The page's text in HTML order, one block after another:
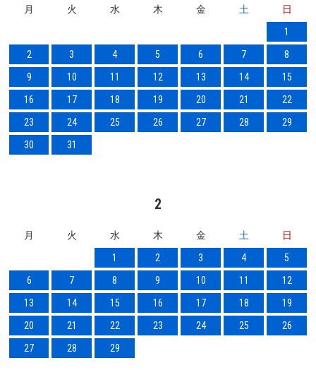
月 火 水 木 金 土
日
1
2
3 4 5 6 7
8
9
10 11 12 13 14
15
16
17 18 19 20 21
22
23
24 25 26 27 28
29
30
31
2
月 火 水 木 金 土
日
1
2 3 4
5
6
7 8 9 10 11
12
13
14 15 16 17 18
19
20
21 22 23 24 25
26
27
28 29